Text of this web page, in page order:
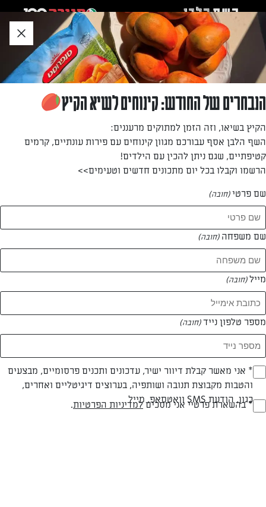
לאזור
תוכן
תחתון
חזרה לעמוד הבית
איריס אלג'ם
—
המתכונים של
1 מתכונים
עוגת שוקולד בעשר דקות
הנבחרים של החודש: קינוחים לשיא הקיץ
הקיץ בשיאו, וזה הזמן למתוקים מרעננים:
השף הלבן אסף עבורכם מגוון קינוחים עם פירות עונתיים, קרמים
קטיפתיים, שגם ניתן להכין עם הילדים!
הרשמו וקבלו בכל יום מתכונים חדשים וטעימים>>
שם פרטי(חובה)
שם משפחה (חובה)
מייל(חובה)
מספר טלפון נייד(חובה)
Opt_In
(חובה)
* אני מאשר קבלת דיוור ישיר, עדכונים ותכנים פרסומיים, מבצעים
והטבות מקבוצת תנובה ושותפיה, בערוצים דיגיטליים ואחרים,
כגון, הודעת SMS וואטסאפ, מייל
RegulationsApproved
* בהשארת פרטיי אני מסכיםלמדיניות הפרטיות.